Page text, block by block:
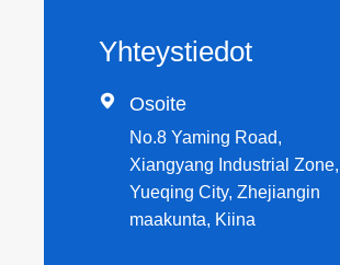
Yhteystiedot
 Osoite
No.8 Yaming Road,
Xiangyang Industrial Zone,
Yueqing City, Zhejiangin
maakunta, Kiina